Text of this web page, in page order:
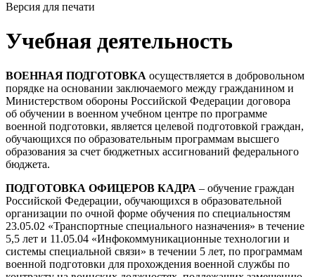
Версия для печати
Учебная деятельность
ВОЕННАЯ ПОДГОТОВКА осуществляется в добровольном
порядке на основании заключаемого между гражданином и
Министерством обороны Российской Федерации договора
об обучении в военном учебном центре по программе
военной подготовки, является целевой подготовкой граждан,
обучающихся по образовательным программам высшего
образования за счет бюджетных ассигнований федерального
бюджета.
ПОДГОТОВКА ОФИЦЕРОВ КАДРА – обучение граждан
Российской Федерации, обучающихся в образовательной
организации по очной форме обучения по специальностям
23.05.02 «Транспортные специального назначения» в течение
5,5 лет и 11.05.04 «Инфокоммуникационные технологии и
системы специальной связи» в течении 5 лет, по программам
военной подготовки для прохождения военной службы по